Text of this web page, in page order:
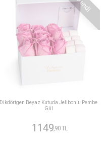
Dikdörtgen Beyaz Kutuda Jelibonlu Pembe
Gül
1149 ,90 TL